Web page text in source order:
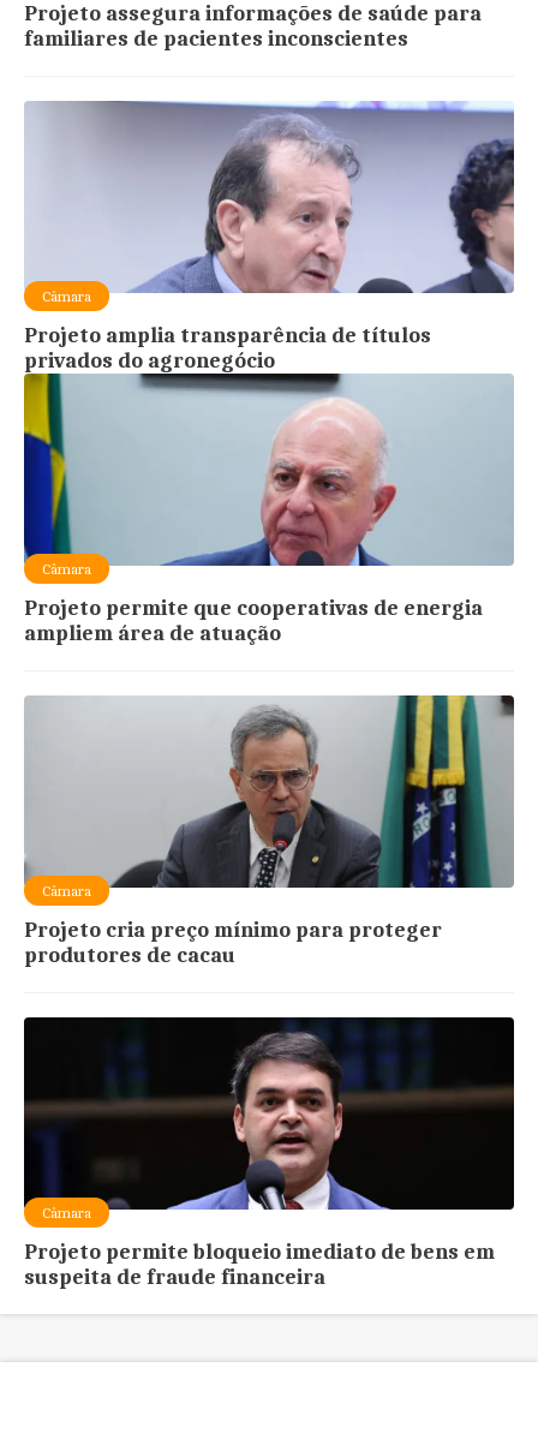
Projeto assegura informações de saúde para
familiares de pacientes inconscientes
Câmara
Projeto amplia transparência de títulos
privados do agronegócio
Câmara
Projeto permite que cooperativas de energia
ampliem área de atuação
Câmara
Projeto cria preço mínimo para proteger
produtores de cacau
Câmara
Projeto permite bloqueio imediato de bens em
suspeita de fraude financeira